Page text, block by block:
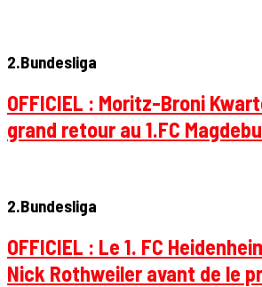
2.Bundesliga
OFFICIEL : Moritz-Broni
grand retour au 1.FC
2.Bundesliga
OFFICIEL : Le 1. FC
Nick Rothweiler avant de le